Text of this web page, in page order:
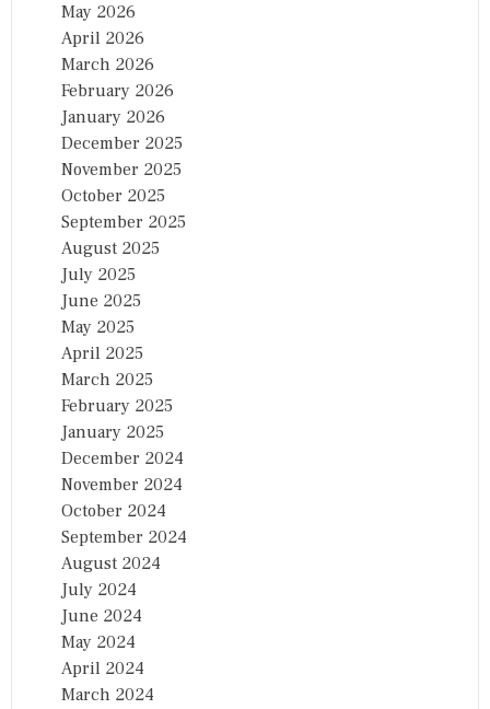
May 2026
April 2026
March 2026
February 2026
January 2026
December 2025
November 2025
October 2025
September 2025
August 2025
July 2025
June 2025
May 2025
April 2025
March 2025
February 2025
January 2025
December 2024
November 2024
October 2024
September 2024
August 2024
July 2024
June 2024
May 2024
April 2024
March 2024